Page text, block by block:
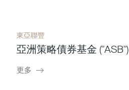
聯絡我們
東亞聯豐
亞洲策略債券基金 ("ASB")
更多